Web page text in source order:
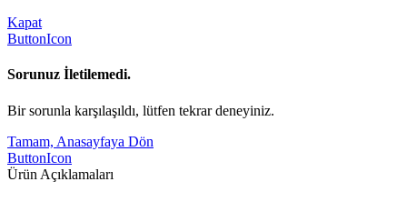
Kapat
ButtonIcon
Sorunuz İletilemedi.
Bir sorunla karşılaşıldı, lütfen tekrar deneyiniz.
Tamam, Anasayfaya Dön
ButtonIcon
Ürün Açıklamaları